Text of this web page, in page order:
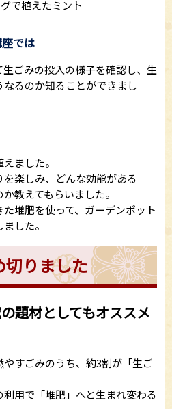
で植えたミント
では
ごみの投入の様子を確認し、生
るのか知ることができまし
ました。
楽しみ、どんな効能がある
教えてもらいました。
堆肥を使って、ガーデンポット
した。
切りました
題材としてもオススメ
すごみのうち、約3割が「生ご
利用で「堆肥」へと生まれ変わる